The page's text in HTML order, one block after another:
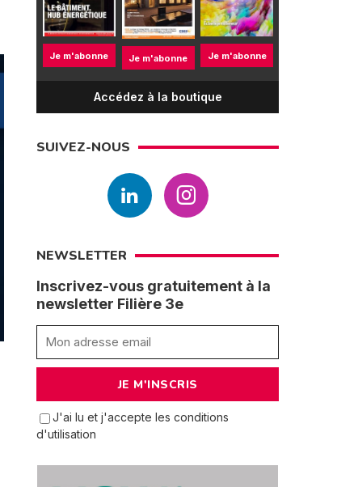
Je m'abonne Je m'abonne Je m'abonne
Accédez à la boutique
SUIVEZ-NOUS
NEWSLETTER
Inscrivez-vous gratuitement à la
newsletter Filière 3e
J'ai lu et j'accepte les conditions
d'utilisation